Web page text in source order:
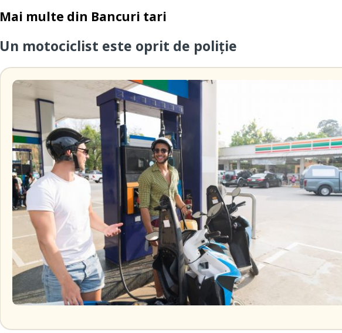
Mai multe din Bancuri tari
Un motociclist este oprit de poliție